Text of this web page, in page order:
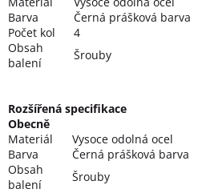
Barva
Černá prášková barva
Počet kol
4
Obsah
balení
Šrouby
Rozšířená specifikace
Obecně
Materiál
Vysoce odolná ocel
Barva
Černá prášková barva
Obsah
balení
Šrouby